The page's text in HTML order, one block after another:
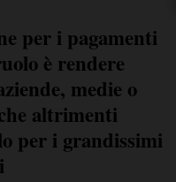
per i pagamenti
è rendere
medie o
altrimenti
per i grandissimi